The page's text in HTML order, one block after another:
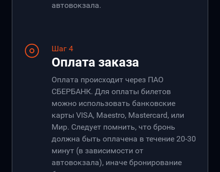
автовокзала.
Шаг 4
Оплата заказа
Оплата происходит через ПАО
СБЕРБАНК. Для оплаты билетов
можно использовать банковские
карты VISA, Maestro, Mastercard, или
Мир. Следует помнить, что бронь
должна быть оплачена в течение 20-30
минут (в зависимости от
автовокзала), иначе бронирование